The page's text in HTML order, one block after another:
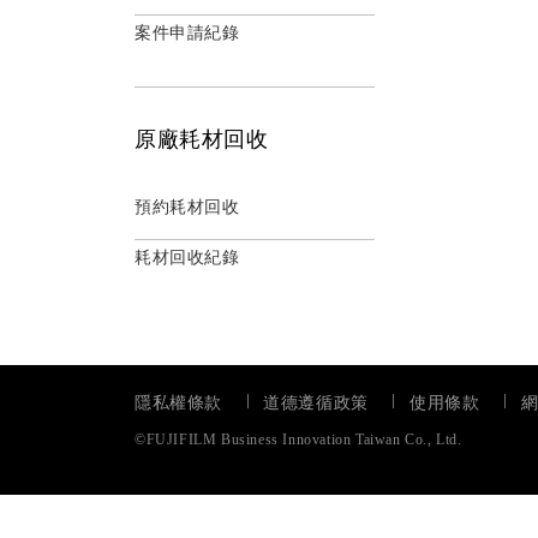
案件申請紀錄
原廠耗材回收
預約耗材回收
耗材回收紀錄
隱私權條款 道德遵循政策 使用條款
©FUJIFILM Business Innovation Taiwan Co., Ltd.